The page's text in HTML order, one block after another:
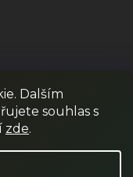
Dalším
souhlas s
zde.
JUNIOR PAINTBALL